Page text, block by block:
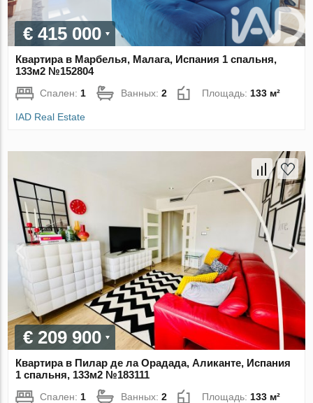
€ 415 000
Квартира в Марбелья, Малага, Испания 1 спальня,
133м2 №152804
Спален: 1 Ванных:2 Площадь: 133 м²
IAD Real Estate
€ 209 900
Квартира в Пилар де ла Орадада, Аликанте, Испания
1 спальня, 133м2 №183111
Спален: 1 Ванных:2 Площадь: 133 м²